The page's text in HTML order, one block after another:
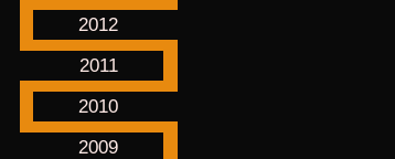
2012
2011
2010
2009